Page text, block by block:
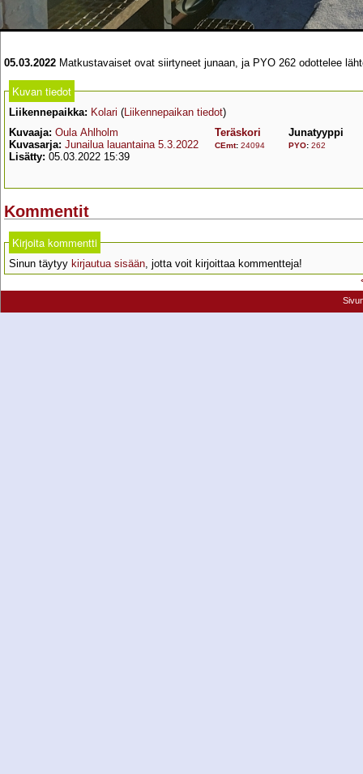
05.03.2022 Matkustavaiset ovat siirtyneet junaan, ja PYO 262 odottelee
Kuvan tiedot
Liikennepaikka: Kolari (Liikennepaikan tiedot)
Kuvaaja: Oula Ahlholm
Kuvasarja: Junailua lauantaina 5.3.2022
Lisätty: 05.03.2022 15:39
Teräskori
CEmt: 24094
Junatyyppi
PYO: 262
Kommentit
Kirjoita kommentti
Sinun täytyy kirjautua sisään , jotta voit kirjoittaa kommentteja!